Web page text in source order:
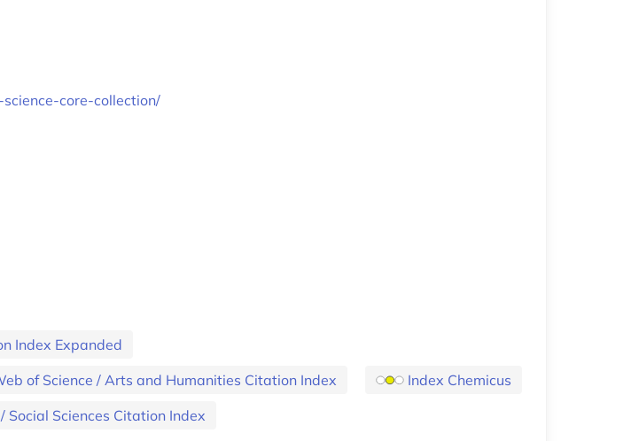
core-collection/
Index Expanded
of Science / Arts and Humanities Citation Index
Index Chemicus
Social Sciences Citation Index